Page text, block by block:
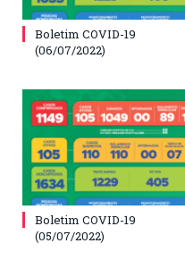
Boletim COVID-19
(06/07/2022)
Boletim COVID-19
(05/07/2022)